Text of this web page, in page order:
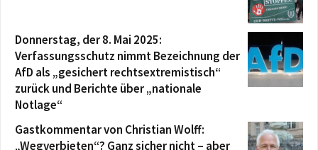
Donnerstag, der 8. Mai 2025:
Verfassungsschutz nimmt Bezeichnung der
AfD als „gesichert rechtsextremistisch“
zurück und Berichte über „nationale
Notlage“
Gastkommentar von Christian Wolff:
„Wegverbieten“? Ganz sicher nicht – aber